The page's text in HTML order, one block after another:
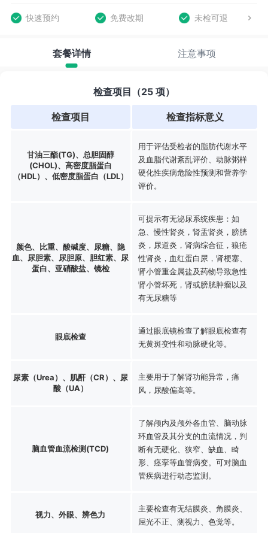
快速预约 免费改期 未检可退
套餐详情 注意事项
检查项目（25 项）
检查项目 检查指标意义
甘油三酯(TG)、总胆固醇
(CHOL)、高密度脂蛋白
（HDL）、低密度脂蛋白（LDL）
用于评估受检者的脂肪代谢水平
及血脂代谢紊乱评价、动脉粥样
硬化性疾病危险性预测和营养学
评价。
颜色、比重、酸碱度、尿糖、隐
血、尿胆素、尿胆原、胆红素、尿
蛋白、亚硝酸盐、镜检
可提示有无泌尿系统疾患：如
急、慢性肾炎，肾盂肾炎，膀胱
炎，尿道炎，肾病综合征，狼疮
性肾炎，血红蛋白尿，肾梗塞、
肾小管重金属盐及药物导致急性
肾小管坏死，肾或膀胱肿瘤以及
有无尿糖等
眼底检查
通过眼底镜检查了解眼底检查有
无黄斑变性和动脉硬化等。
尿素（Urea）、肌酐（CR）、尿
酸（UA）
主要用于了解肾功能异常，痛
风，尿酸偏高等。
脑血管血流检测(TCD)
了解颅内及颅外各血管、脑动脉
环血管及其分支的血流情况，判
断有无硬化、狭窄、缺血、畸
形、痉挛等血管病变。可对脑血
管疾病进行动态监测。
视力、外眼、辨色力
主要检查有无结膜炎、角膜炎、
屈光不正、测视力、色觉等。